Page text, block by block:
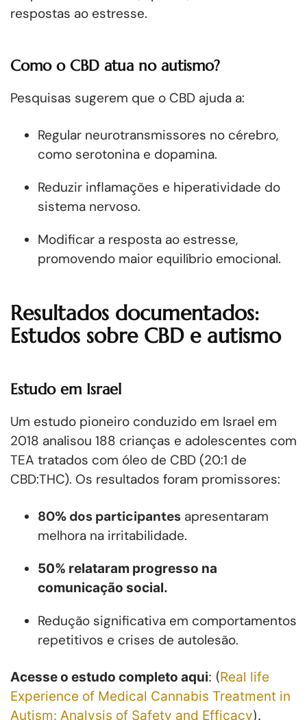
respostas ao estresse.
Como o CBD atua no autismo?
Pesquisas sugerem que o CBD ajuda a:
Regular neurotransmissores no cérebro,
como serotonina e dopamina.
Reduzir inflamações e hiperatividade do
sistema nervoso.
Modificar a resposta ao estresse,
promovendo maior equilíbrio emocional.
Resultados documentados:
Estudos sobre CBD e autismo
Estudo em Israel
Um estudo pioneiro conduzido em Israel em
2018 analisou 188 crianças e adolescentes com
TEA tratados com óleo de CBD (20:1 de
CBD:THC). Os resultados foram promissores:
80% dos participantes apresentaram
melhora na irritabilidade.
50% relataram progresso na
comunicação social.
Redução significativa em comportamentos
repetitivos e crises de autolesão.
Acesse o estudo completo aqui: (Real life
Experience of Medical Cannabis Treatment in
Autism: Analysis of Safety and Efficacy).